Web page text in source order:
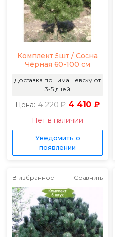
Комплект 5шт / Сосна
Чёрная 60-100 см
Доставка по Тимашевску от
3-5 дней
Цена: 4 220 ₽ 4 410 ₽
Нет в наличии
Уведомить о
появлении
В избранное Сравнить